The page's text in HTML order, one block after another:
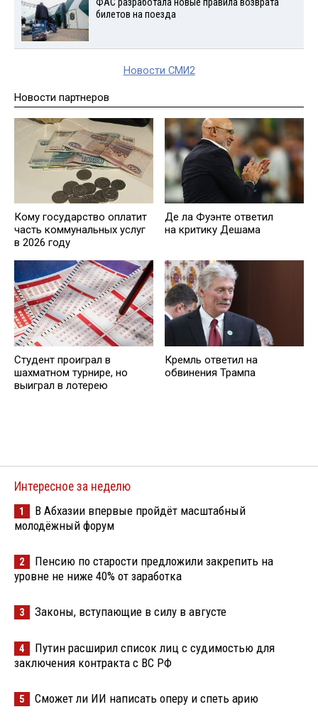
билетов на поезда
Новости СМИ2
Новости партнеров
Кому государство оплатит
часть коммунальных услуг
в 2026 году
Де ла Фуэнте ответил
на критику Дешама
Студент проиграл в
шахматном турнире, но
выиграл в лотерею
Кремль ответил на
обвинения Трампа
Интересное за неделю
1
В Абхазии впервые пройдёт масштабный
молодёжный форум
2
Пенсию по старости предложили закрепить на
уровне не ниже 40% от заработка
3 Законы, вступающие в силу в августе
4
Путин расширил список лиц с судимостью для
заключения контракта с ВС РФ
5 Сможет ли ИИ написать оперу и спеть арию